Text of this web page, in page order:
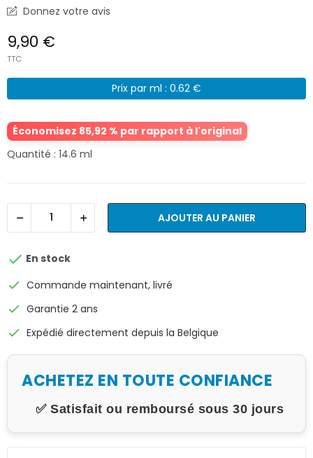
Donnez votre avis
9,90 €
TTC
Prix par ml : 0.62 €
Économisez 85,92 % par rapport à l'original
Quantité : 14.6 ml
AJOUTER AU PANIER
 En stock
check Commande maintenant, livré
check Garantie 2 ans
check Expédié directement depuis la Belgique
ACHETEZ EN TOUTE CONFIANCE
✅ Satisfait ou remboursé sous 30 jours